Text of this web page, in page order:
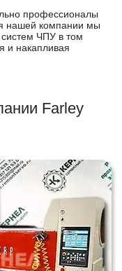
профессионалы
нашей компании мы
систем ЧПУ в том
и накапливая
Farley